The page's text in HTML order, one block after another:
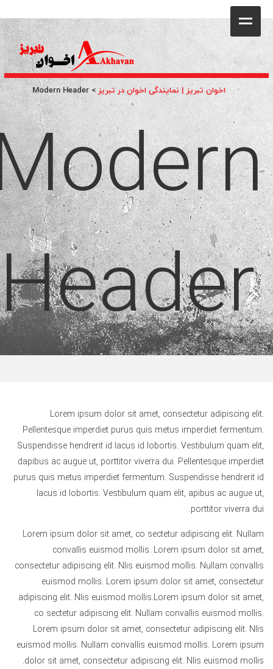
فروشگاه
محصولات
جشنواره فروش ویژه
کاتالوگ
گالری
وبلاگ
تماس با ما
اخوان تبریز | نمایندگی اخوان در تبریز>
Modern Header
Lorem ipsum dolor sit amet, consectetur adipiscing elit.
Pellentesque imperdiet purus quis metus imperdiet fermentum.
Suspendisse hendrerit id lacus id lobortis. Vestibulum quam elit,
dapibus ac augue ut, porttitor viverra dui. Pellentesque imperdiet
purus quis metus imperdiet fermentum. Suspendisse hendrerit id
lacus id lobortis. Vestibulum quam elit, apibus ac augue ut,
porttitor viverra dui.
Lorem ipsum dolor sit amet, co sectetur adipiscing elit. Nullam
convallis euismod mollis. Lorem ipsum dolor sit amet,
consectetur adipiscing elit. Nlis euismod mollis. Nullam convallis
euismod mollis. Lorem ipsum dolor sit amet, consectetur
adipiscing elit. Nlis euismod mollis.Lorem ipsum dolor sit amet,
co sectetur adipiscing elit. Nullam convallis euismod mollis.
Lorem ipsum dolor sit amet, consectetur adipiscing elit. Nlis
euismod mollis. Nullam convallis euismod mollis. Lorem ipsum
dolor sit amet, consectetur adipiscing elit. Nlis euismod mollis.